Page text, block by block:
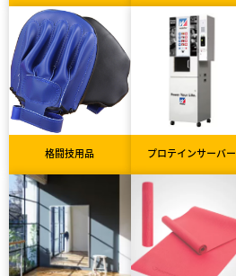
格闘技用品 プロテインサーバー